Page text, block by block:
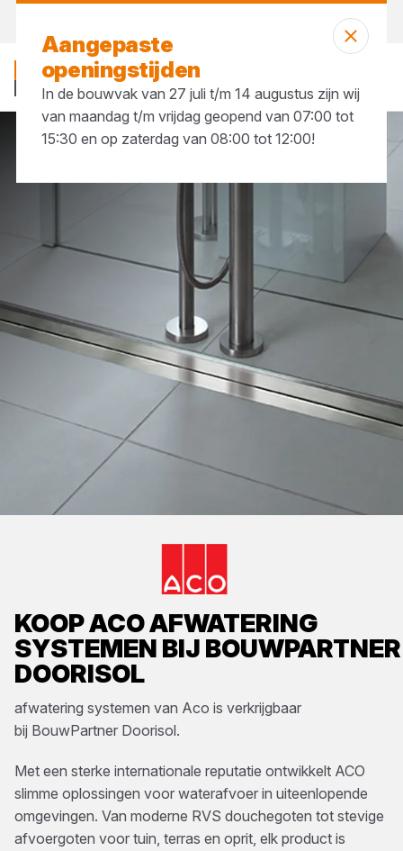
KOOPACOAFWATERING
SYSTEMEN BIJ BOUWPARTNER
DOORISOL
afwatering systemen van Aco is verkrijgbaar
bij BouwPartner Doorisol.
Met een sterke internationale reputatie ontwikkelt ACO
slimme oplossingen voor waterafvoer in uiteenlopende
omgevingen. Van moderne RVS douchegoten tot stevige
afvoergoten voor tuin, terras en oprit, elk product is
Aangepaste
openingstijden
In de bouwvak van 27 juli t/m 14 augustus zijn wij
van maandag t/m vrijdag geopend van 07:00 tot
15:30 en op zaterdag van 08:00 tot 12:00!